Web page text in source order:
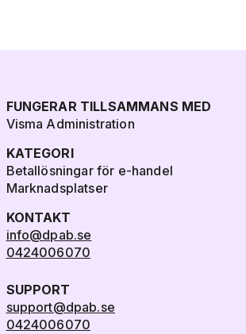
FUNGERAR TILLSAMMANS MED
Visma Administration
KATEGORI
Betallösningar för e-handel
Marknadsplatser
KONTAKT
info@dpab.se
0424006070
SUPPORT
support@dpab.se
0424006070